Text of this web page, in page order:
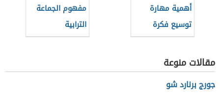
أهمية مهارة
توسيع فكرة
مفهوم الجماعة
الترابية
مقالات منوعة
جورج برنارد شو